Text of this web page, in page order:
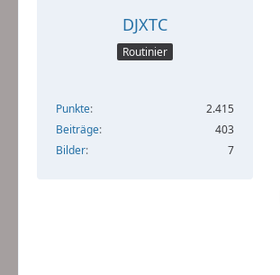
DJXTC
Routinier
Punkte
2.415
Beiträge
403
Bilder
7